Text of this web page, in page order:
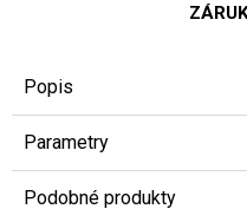
Popis
Parametry
Podobné produkty